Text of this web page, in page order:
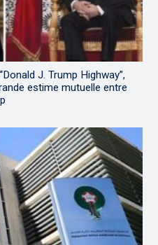
J. Trump Highway”,
estime mutuelle entre